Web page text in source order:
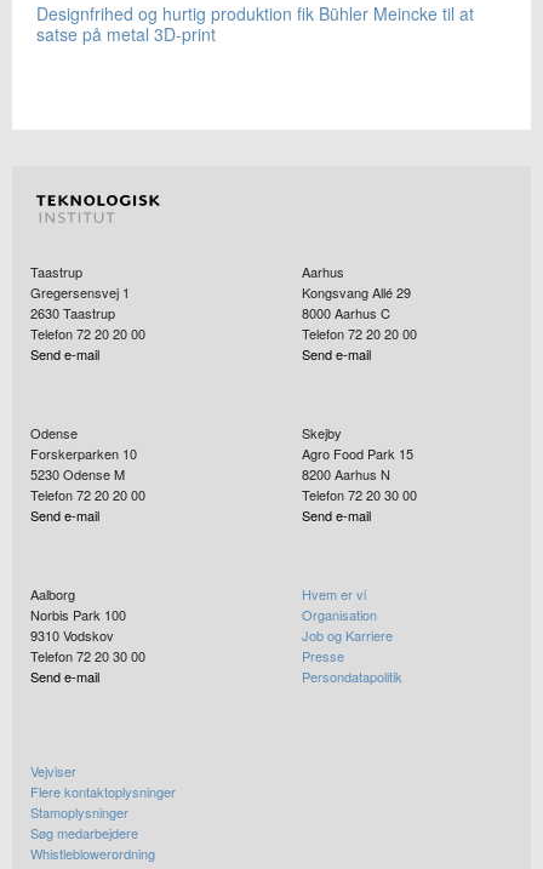
Designfrihed og hurtig produktion fik Bühler Meincke til at
satse på metal 3D-print
Taastrup
Gregersensvej 1
2630Taastrup
Telefon 72 20 20 00
Send e-mail
Aarhus
Kongsvang Allé 29
8000Aarhus C
Telefon 72 20 20 00
Send e-mail
Odense
Forskerparken 10
5230Odense M
Telefon 72 20 20 00
Send e-mail
Skejby
Agro Food Park 15
8200Aarhus N
Telefon 72 20 30 00
Send e-mail
Aalborg
Norbis Park 100
9310Vodskov
Telefon 72 20 30 00
Send e-mail
Hvem er vi
Organisation
Job og Karriere
Presse
Persondatapolitik
Vejviser
Flere kontaktoplysninger
Stamoplysninger
Søg medarbejdere
Whistleblowerordning